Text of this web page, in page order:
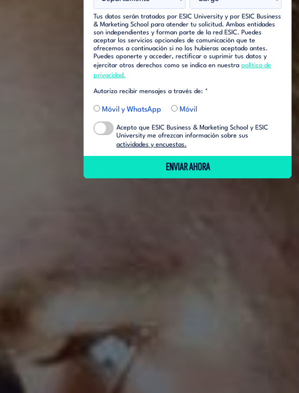
Tus datos serán tratados por ESIC University y por ESIC Business
& Marketing School para atender tu solicitud. Ambas entidades
son independientes y forman parte de la red ESIC. Puedes
aceptar los servicios opcionales de comunicación que te
ofrecemos a continuación si no los hubieras aceptado antes.
Puedes oponerte y acceder, rectificar o suprimir tus datos y
ejercitar otros derechos como se indica en nuestrapolítica de
privacidad.
Autorizo recibir mensajes a través de: *
Móvil y WhatsApp Móvil
Acepto que ESIC Business & Marketing School y ESIC
University me ofrezcan información sobre sus
actividades y encuestas.
ENVIAR AHORA